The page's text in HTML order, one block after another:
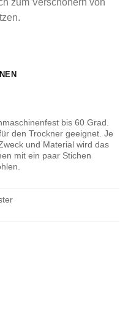
zum Verschönern von
bis 60 Grad.
den Trockner geeignet. Je
und Material wird das
mit ein paar Stichen